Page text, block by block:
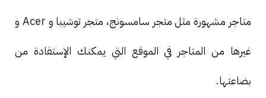
متاجر مشهورة مثل متجر سامسونج، متجر توشيبا و Acer و
غيرها من المتاجر في الموقع التي يمكنك الإستفادة من
بضاعتها.